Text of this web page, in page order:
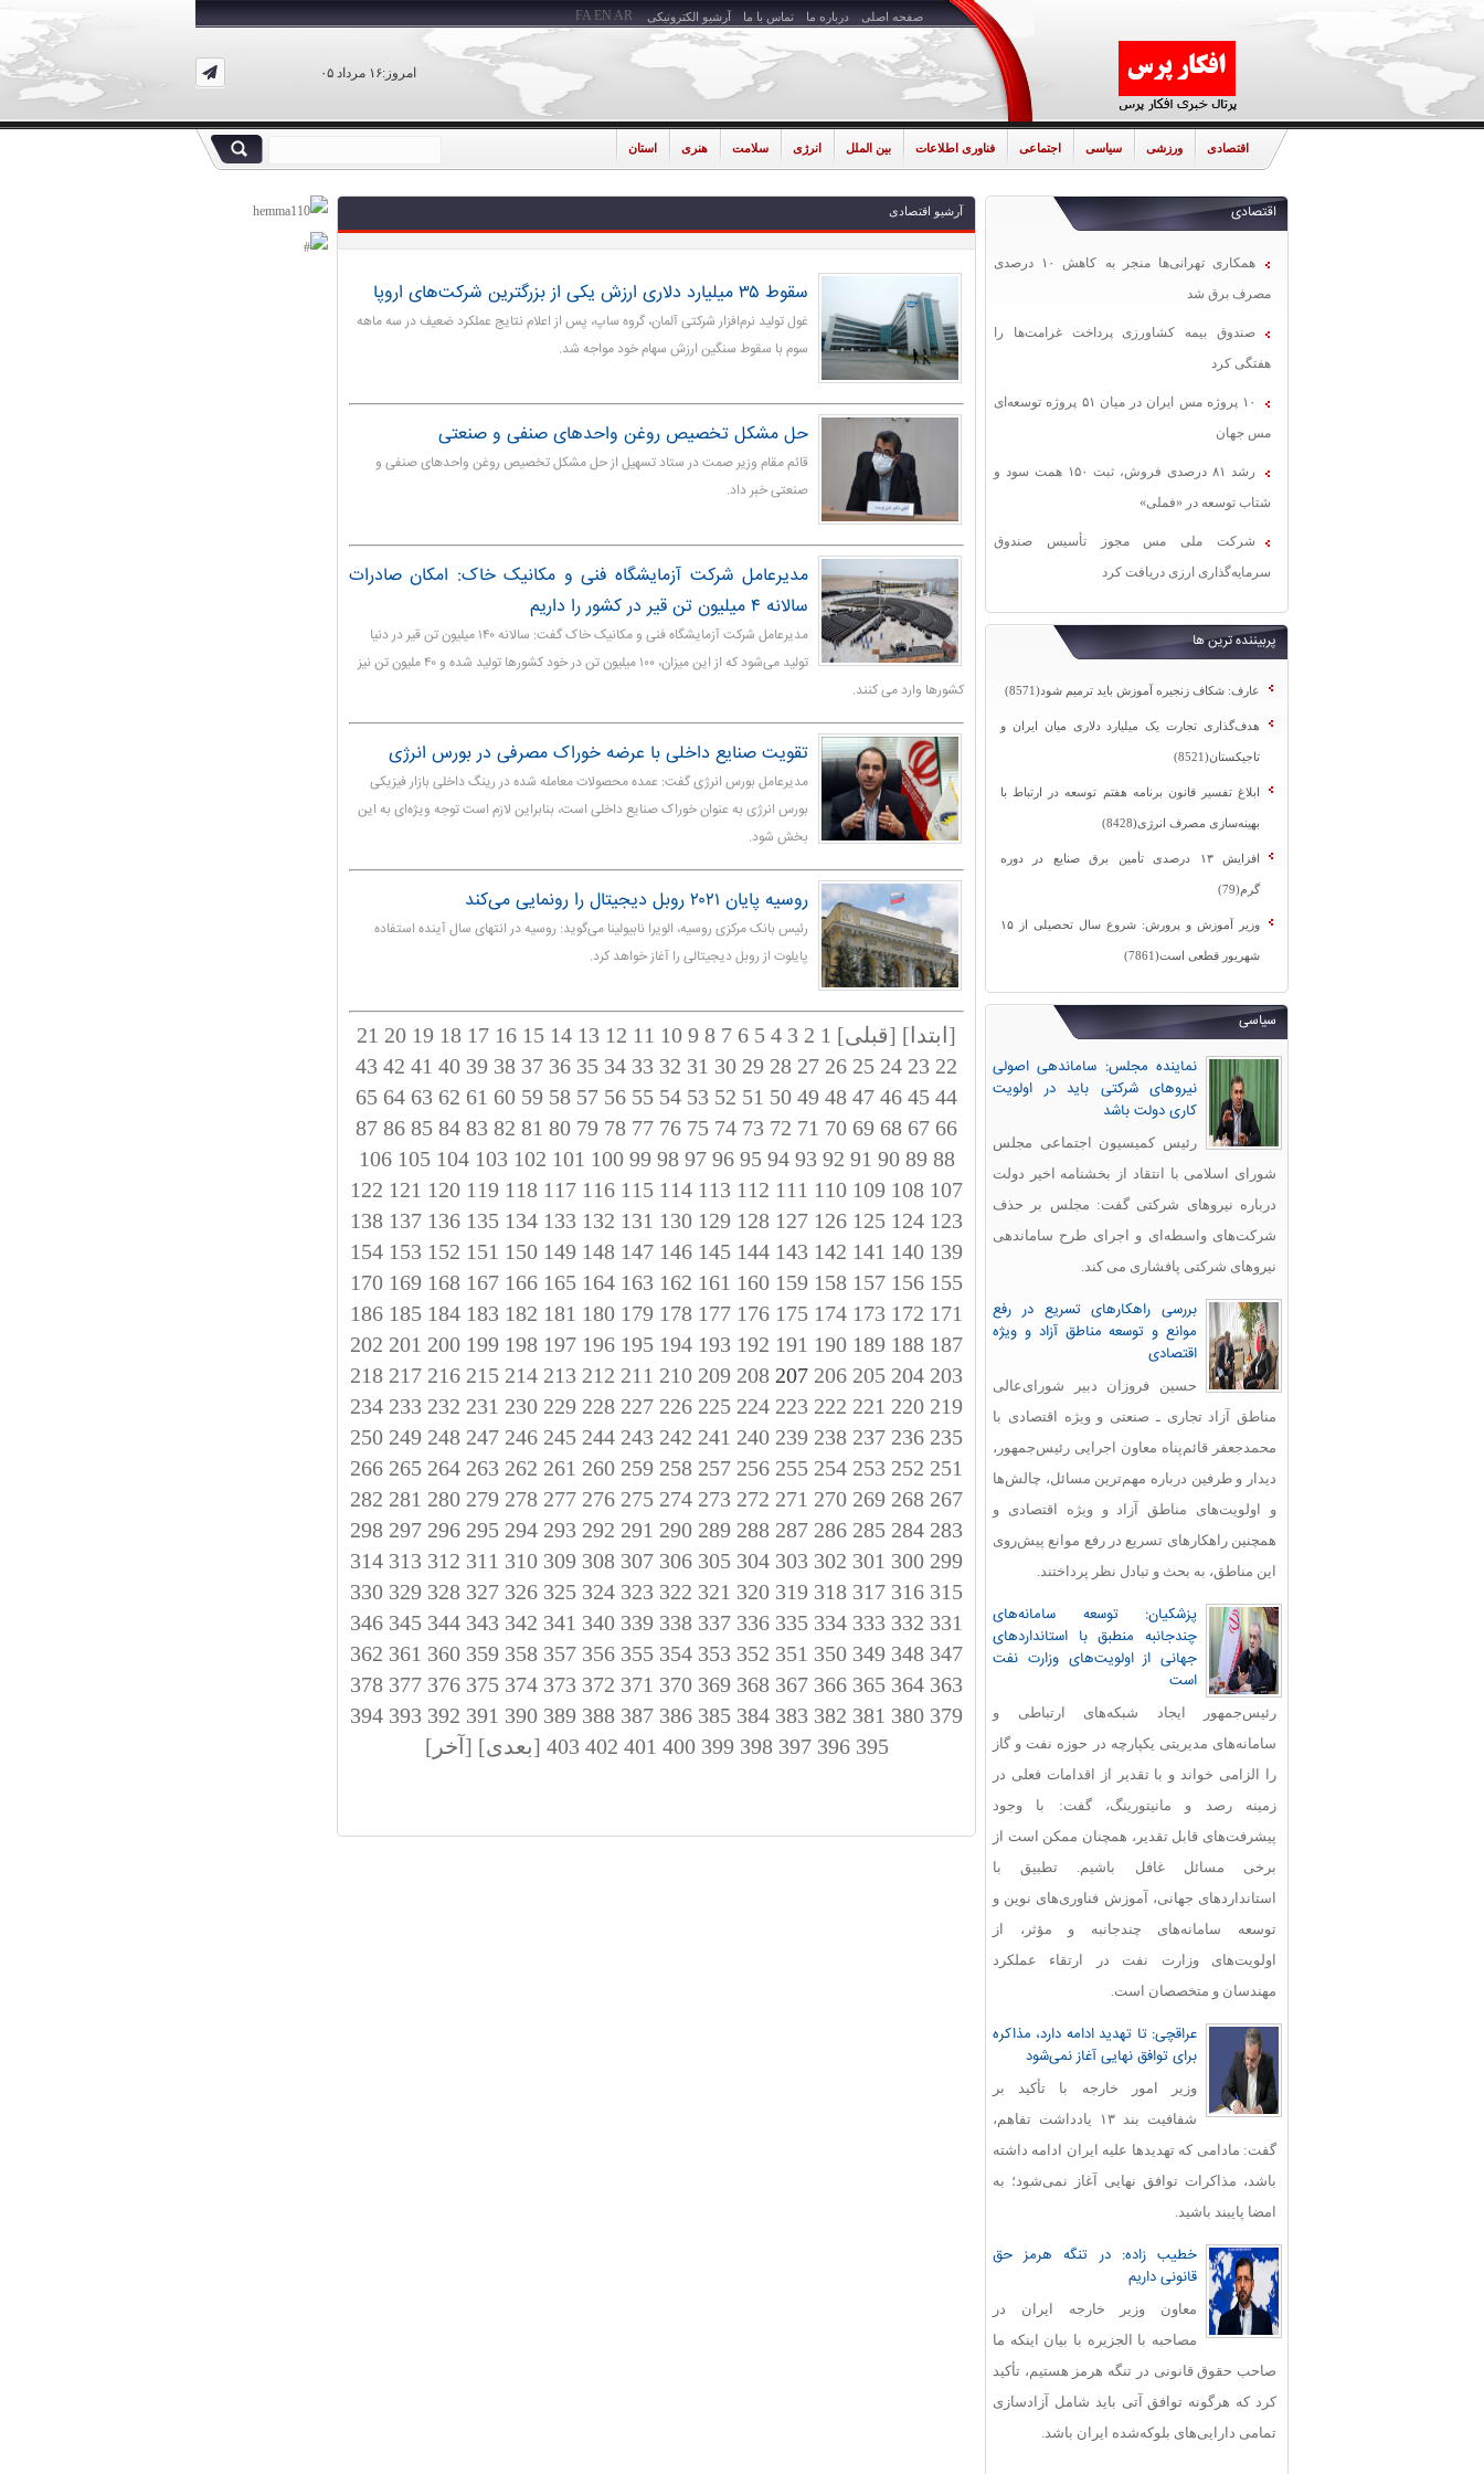
صفحه اصلی درباره ما تماس با ما آرشیو الکترونیکی
امروز:۱۶ مرداد ۰۵
FA EN AR
اقتصادی ورزشی سیاسی اجتماعی فناوری اطلاعات بین الملل انرژی سلامت هنری استان
اقتصادی
همکاری تهرانی‌ها منجر به کاهش ۱۰ درصدی
مصرف برق شد
صندوق بیمه کشاورزی پرداخت غرامت‌ها را
هفتگی کرد
۱۰ پروژه مس ایران در میان ۵۱ پروژه توسعه‌ای
مس جهان
رشد ۸۱ درصدی فروش، ثبت ۱۵۰ همت سود و
شتاب توسعه در «فملی»
شرکت ملی مس مجوز تأسیس صندوق
سرمایه‌گذاری ارزی دریافت کرد
پربیننده ترین ها
عارف: شکاف زنجیره آموزش باید ترمیم شود(8571)
هدف‌گذاری تجارت یک میلیارد دلاری میان ایران و
تاجیکستان(8521)
ابلاغ تفسیر قانون برنامه هفتم توسعه در ارتباط با
بهینه‌سازی مصرف انرژی(8428)
افزایش ۱۳ درصدی تأمین برق صنایع در دوره
گرم(79)
وزیر آموزش و پرورش: شروع سال تحصیلی از ۱۵
شهریور قطعی است(7861)
سیاسی
نماینده مجلس: ساماندهی اصولی
نیروهای شرکتی باید در اولویت
کاری دولت باشد
رئیس کمیسیون اجتماعی مجلس
شورای اسلامی با انتقاد از بخشنامه اخیر دولت
درباره نیروهای شرکتی گفت: مجلس بر حذف
شرکت‌های واسطه‌ای و اجرای طرح ساماندهی
نیروهای شرکتی پافشاری می کند.
بررسی راهکارهای تسریع در رفع
موانع و توسعه مناطق آزاد و ویژه
اقتصادی
حسین فروزان دبیر شورای‌عالی
مناطق آزاد تجاری ـ صنعتی و ویژه اقتصادی با
محمدجعفر قائم‌پناه معاون اجرایی رئیس‌جمهور،
دیدار و طرفین درباره مهم‌ترین مسائل، چالش‌ها
و اولویت‌های مناطق آزاد و ویژه اقتصادی و
همچنین راهکارهای تسریع در رفع موانع پیش‌روی
این مناطق، به بحث و تبادل نظر پرداختند.
پزشکیان: توسعه سامانه‌های
چندجانبه منطبق با استانداردهای
جهانی از اولویت‌های وزارت نفت
است
رئیس‌جمهور ایجاد شبکه‌های ارتباطی و
سامانه‌های مدیریتی یکپارچه در حوزه نفت و گاز
را الزامی خواند و با تقدیر از اقدامات فعلی در
زمینه رصد و مانیتورینگ، گفت: با وجود
پیشرفت‌های قابل‌ تقدیر، همچنان ممکن است از
برخی مسائل غافل باشیم. تطبیق با
استانداردهای جهانی، آموزش فناوری‌های نوین و
توسعه سامانه‌های چندجانبه و مؤثر، از
اولویت‌های وزارت نفت در ارتقاء عملکرد
مهندسان و متخصصان است.
عراقچی: تا تهدید ادامه دارد، مذاکره
برای توافق نهایی آغاز نمی‌شود
وزیر امور خارجه با تأکید بر
شفافیت بند ۱۳ یادداشت تفاهم،
گفت: مادامی که تهدیدها علیه ایران ادامه داشته
باشد، مذاکرات توافق نهایی آغاز نمی‌شود؛ به
امضا پایبند باشید.
خطیب زاده: در تنگه هرمز حق
قانونی داریم
معاون وزیر خارجه ایران در
مصاحبه با الجزیره با بیان اینکه ما
صاحب حقوق قانونی در تنگه هرمز هستیم، تأکید
کرد که هرگونه توافق آتی باید شامل آزادسازی
تمامی دارایی‌های بلوکه‌شده ایران باشد.
آرشیو اقتصادی
سقوط ۳۵ میلیارد دلاری ارزش یکی از بزرگترین شرکت‌های اروپا
غول تولید نرم‌افزار شرکتی آلمان، گروه ساپ، پس از اعلام نتایج عملکرد ضعیف در سه ماهه
سوم با سقوط سنگین ارزش سهام خود مواجه شد.
حل مشکل تخصیص روغن واحدهای صنفی و صنعتی
قائم مقام وزیر صمت در ستاد تسهیل از حل مشکل تخصیص روغن واحدهای صنفی و
صنعتی خبر داد.
مدیرعامل شرکت آزمایشگاه فنی و مکانیک خاک: امکان صادرات
سالانه ۴ میلیون تن قیر در کشور را داریم
مدیرعامل شرکت آزمایشگاه فنی و مکانیک خاک گفت: سالانه ۱۴۰ میلیون تن قیر در دنیا
تولید می‌شود که از این میزان، ۱۰۰ میلیون تن در خود کشورها تولید شده و ۴۰ ملیون تن نیز
کشورها وارد می کنند.
تقویت صنایع داخلی با عرضه خوراک مصرفی در بورس انرژی
مدیرعامل بورس انرژی گفت: عمده محصولات معامله شده در رینگ داخلی بازار فیزیکی
بورس انرژی به عنوان خوراک صنایع داخلی است، بنابراین لازم است توجه ویژه‌ای به این
بخش شود.
روسیه پایان ۲۰۲۱ روبل دیجیتال را رونمایی می‌کند
رئیس بانک مرکزی روسیه، الویرا نابیولینا می‌گوید: روسیه در انتهای سال آینده استفاده
پایلوت از روبل دیجیتالی را آغاز خواهد کرد.
[ابتدا] [قبلی] 1
2
3
4
5
6
7
8
9
10
11
12
13
14
15
16
17
18
19
20
21
22
23
24
25
26
27
28
29
30
31
32
33
34
35
36
37
38
39
40
41
42
43
44
45
46
47
48
49
50
51
52
53
54
55
56
57
58
59
60
61
62
63
64
65
66
67
68
69
70
71
72
73
74
75
76
77
78
79
80
81
82
83
84
85
86
87
88
89
90
91
92
93
94
95
96
97
98
99
100
101
102
103
104
105
106
107
108
109
110
111
112
113
114
115
116
117
118
119
120
121
122
123
124
125
126
127
128
129
130
131
132
133
134
135
136
137
138
139
140
141
142
143
144
145
146
147
148
149
150
151
152
153
154
155
156
157
158
159
160
161
162
163
164
165
166
167
168
169
170
171
172
173
174
175
176
177
178
179
180
181
182
183
184
185
186
187
188
189
190
191
192
193
194
195
196
197
198
199
200
201
202
203
204
205
206
208
209
210
211
212
213
214
215
216
217
218
219
220
221
222
223
224
225
226
227
228
229
230
231
232
233
234
235
236
237
238
239
240
241
242
243
244
245
246
247
248
249
250
251
252
253
254
255
256
257
258
259
260
261
262
263
264
265
266
267
268
269
270
271
272
273
274
275
276
277
278
279
280
281
282
283
284
285
286
287
288
289
290
291
292
293
294
295
296
297
298
299
300
301
302
303
304
305
306
307
308
309
310
311
312
313
314
315
316
317
318
319
320
321
322
323
324
325
326
327
328
329
330
331
332
333
334
335
336
337
338
339
340
341
342
343
344
345
346
347
348
349
350
351
352
353
354
355
356
357
358
359
360
361
362
363
364
365
366
367
368
369
370
371
372
373
374
375
376
377
378
379
380
381
382
383
384
385
386
387
388
389
390
391
392
393
394
395
396
397
398
399
400
401
402
403 [بعدی] [آخر]